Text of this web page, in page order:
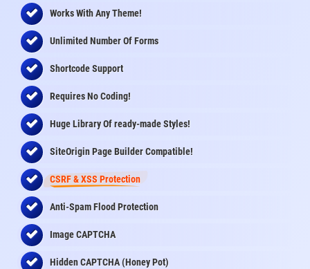
Works With Any Theme!
Unlimited Number Of Forms
Shortcode Support
Requires No Coding!
Huge Library Ofready-madeStyles!
SiteOrigin Page Builder Compatible!
CSRF & XSS Protection
Anti-Spam Flood Protection
Image CAPTCHA
Hidden CAPTCHA (Honey Pot)